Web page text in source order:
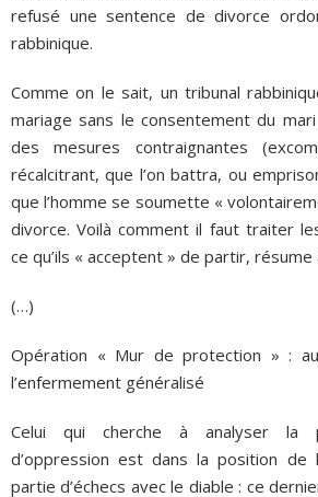
refusé une sentence de divorce
rabbinique.
Comme on le sait, un tribunal
mariage sans le consentement du
des mesures contraignantes
récalcitrant, que l’on battra, ou
que l’homme se soumette «
divorce. Voilà comment il faut traiter
ce qu’ils « acceptent » de partir, résume
(…)
Opération « Mur de protection » :
l’enfermement généralisé
Celui qui cherche à analyser la
d’oppression est dans la position de
partie d’échecs avec le diable : ce